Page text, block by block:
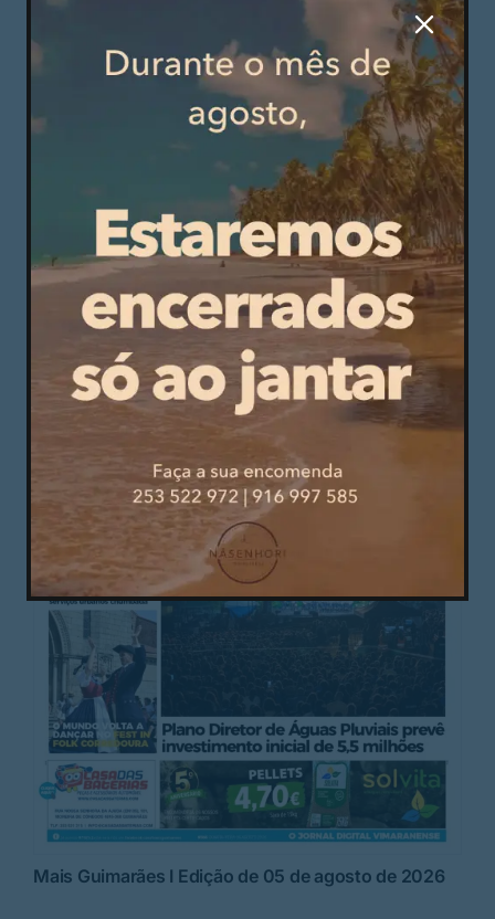
Mais Guimarães I Edição de 05 de agosto de 2026